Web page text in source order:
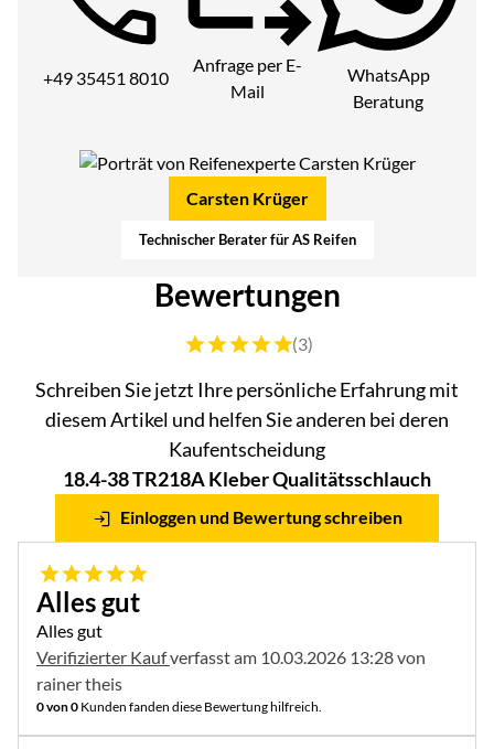
Telefon:
+49 35451 8010
Anfrage per E-
Mail
WhatsApp
Beratung
Carsten Krüger
Technischer Berater für AS Reifen
Bewertungen
Bewertung: 5 von 5 (3 Bewertungen)
(3)
Schreiben Sie jetzt Ihre persönliche Erfahrung mit
diesem Artikel und helfen Sie anderen bei deren
Kaufentscheidung
18.4-38 TR218A Kleber Qualitätsschlauch
Einloggen und Bewertung schreiben
5 von 5
Alles gut
Alles gut
Verifizierter Kaufverfasst am 10.03.2026 13:28 von
rainer theis
0 von 0 Kunden fanden diese Bewertung hilfreich.